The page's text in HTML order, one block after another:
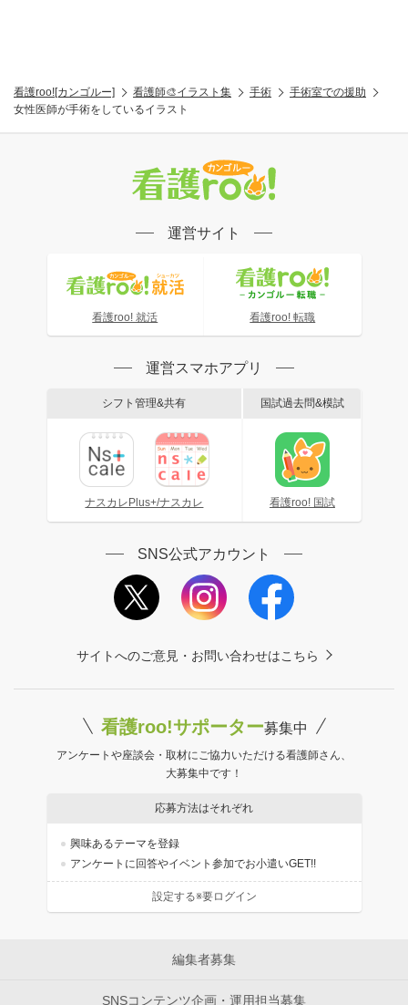
看護roo![カンゴルー] 看護師🎨イラスト集 手術
手術室での援助
女性医師が手術をしているイラスト
運営サイト
看護roo! 就活 看護roo! 転職
運営スマホアプリ
シフト管理&共有
ナスカレPlus+/ナスカレ
国試過去問&模試
看護roo! 国試
SNS公式アカウント
サイトへのご意見・お問い合わせはこちら
看護roo!サポーター募集中
アンケートや座談会・取材にご協力いただける看護師さん、
大募集中です！
応募方法はそれぞれ
興味あるテーマを登録
アンケートに回答やイベント参加でお小遣いGET!!
設定する※要ログイン
編集者募集
SNSコンテンツ企画・運用担当募集